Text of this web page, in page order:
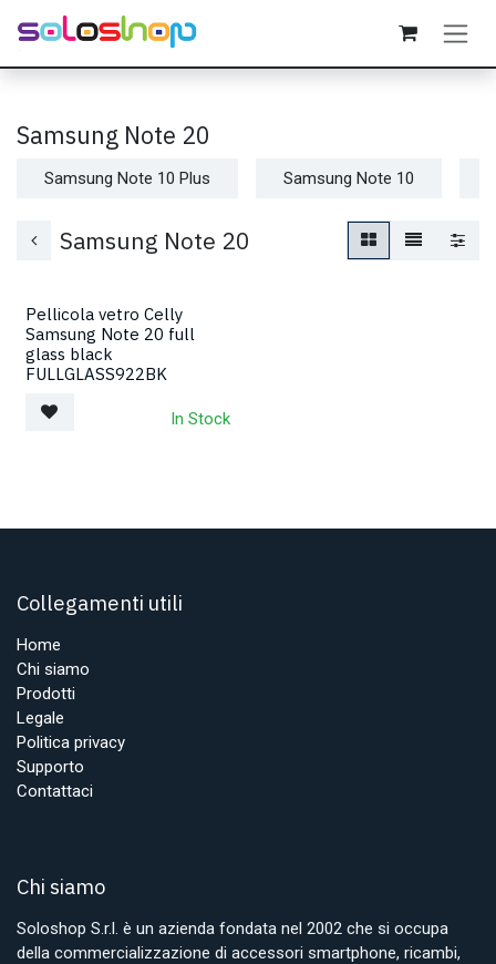
Passa al contenuto
Samsung Note 20
Samsung Note 10 Plus Samsung Note 10
Samsung Note 20
Pellicola vetro Celly
Samsung Note 20 full
glass black
FULLGLASS922BK
In Stock
Collegamenti utili
Home
Chi siamo
Prodotti
Legale
Politica privacy
Supporto
Contattaci
Chi siamo
Soloshop S.r.l. è un azienda fondata nel 2002 che si occupa
della commercializzazione di accessori smartphone, ricambi,